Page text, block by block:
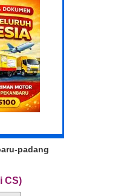
padang
CS)